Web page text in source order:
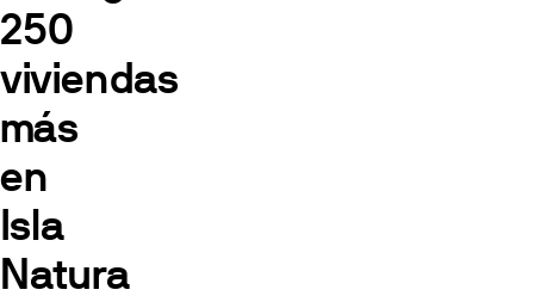
250
viviendas
más
en
Isla
Natura